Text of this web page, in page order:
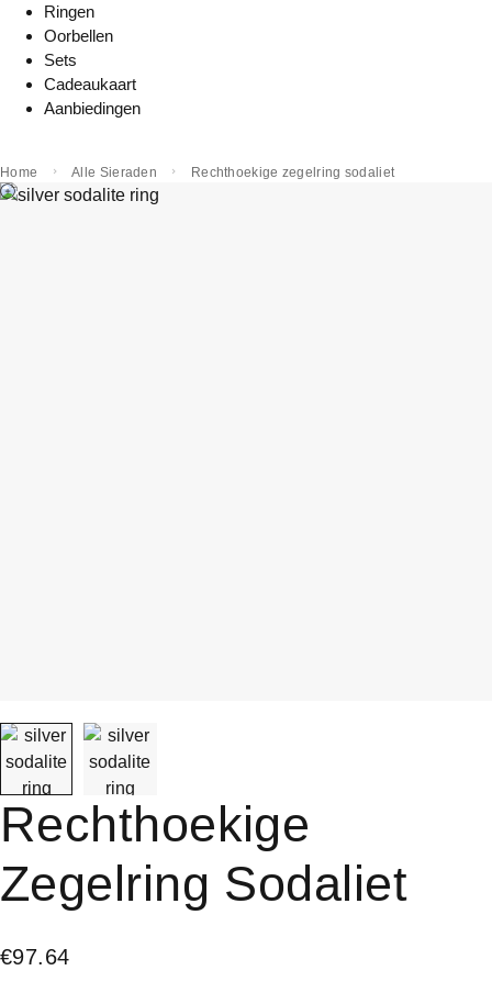
Ringen
Oorbellen
Sets
Cadeaukaart
Aanbiedingen
Home Alle Sieraden Rechthoekige zegelring sodaliet
Rechthoekige
Zegelring Sodaliet
€97.64